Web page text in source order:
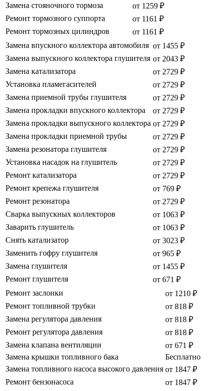
Замена стояночного тормоза
от 1259 ₽
Ремонт тормозного суппорта
от 1161 ₽
Ремонт тормозных цилиндров
от 1161 ₽
Замена впускного коллектора автомобиля от 1455 ₽
Замена выпускного коллектора глушителя от 2043 ₽
Замена катализатора
от 2729 ₽
Установка пламегасителей
от 2729 ₽
Замена приемной трубы глушителя
от 2729 ₽
Замена прокладки впускного коллектора
от 2729 ₽
Замена прокладки выпускного коллектора от 2729 ₽
Замена прокладки приемной трубы
от 2729 ₽
Замена резонатора глушителя
от 2729 ₽
Установка насадок на глушитель
от 2729 ₽
Ремонт катализатора
от 2729 ₽
Ремонт крепежа глушителя
от 769 ₽
Ремонт резонатора
от 2729 ₽
Сварка выпускных коллекторов
от 1063 ₽
Заварить глушитель
от 1063 ₽
Снять катализатор
от 3023 ₽
Заменить гофру глушителя
от 965 ₽
Замена глушителя
от 1455 ₽
Ремонт глушителя
от 671 ₽
Ремонт заслонки
от 1210 ₽
Ремонт топливной трубки
от 818 ₽
Замена регулятора давления
от 818 ₽
Ремонт регулятора давления
от 818 ₽
Замена клапана вентиляции
от 671 ₽
Замена крышки топливного бака
Бесплатно
Замена топливного насоса высокого давления от 1847 ₽
Ремонт бензонасоса
от 1847 ₽